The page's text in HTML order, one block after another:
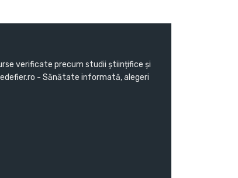
verificate precum studii științifice și
- Sănătate informată, alegeri